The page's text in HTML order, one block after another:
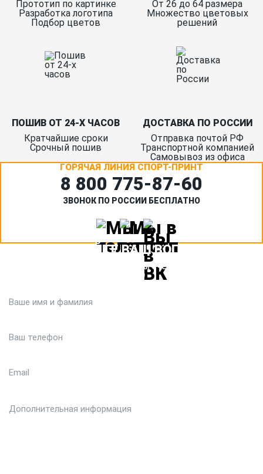
Прототип по картинке
Разработка логотипа
Подбор цветов
От 26 до 64 размера
Множество цветовых
решений
ПОШИВ ОТ 24-Х ЧАСОВ
Кратчайшие сроки
Срочный пошив
ДОСТАВКА ПО РОССИИ
Отправка почтой РФ
Транспортной компанией
Самовывоз из офиса
ГОРЯЧАЯ ЛИНИЯ СПОРТ-ПРИНТ
8 800 775‑87-60
ЗВОНОК ПО РОССИИ БЕСПЛАТНО
ЗАДАЙТЕ ВАШ ВОПРОС
Или кратко опишите ситуацию. Мы очень быстро свяжемся с
вами :)